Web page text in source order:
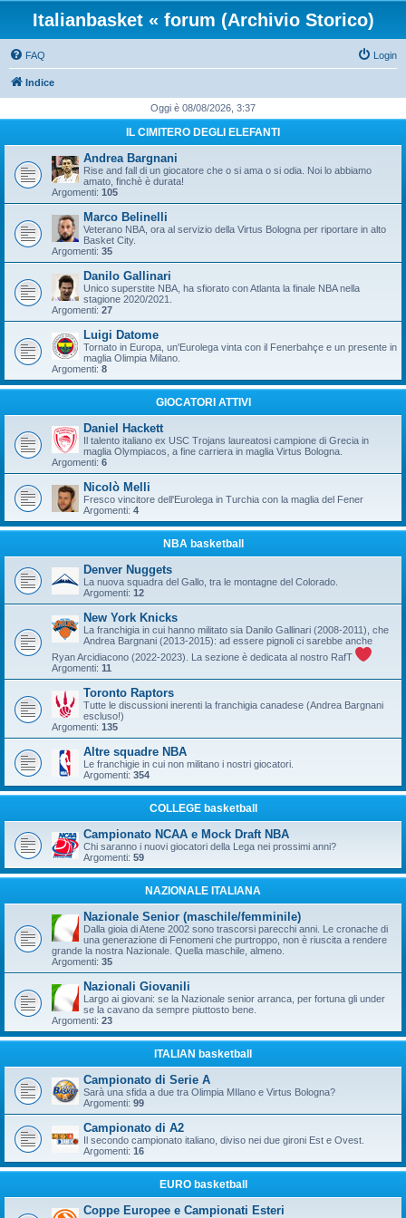
Italianbasket « forum (Archivio Storico)
FAQ Login
Indice
Oggi è 08/08/2026, 3:37
IL CIMITERO DEGLI ELEFANTI
Andrea Bargnani
Rise and fall di un giocatore che o si ama o si odia. Noi lo abbiamo
amato, finchè è durata!
Argomenti: 105
Marco Belinelli
Veterano NBA, ora al servizio della Virtus Bologna per riportare in alto
Basket City.
Argomenti: 35
Danilo Gallinari
Unico superstite NBA, ha sfiorato con Atlanta la finale NBA nella
stagione 2020/2021.
Argomenti: 27
Luigi Datome
Tornato in Europa, un'Eurolega vinta con il Fenerbahçe e un presente in
maglia Olimpia Milano.
Argomenti: 8
GIOCATORI ATTIVI
Daniel Hackett
Il talento italiano ex USC Trojans laureatosi campione di Grecia in
maglia Olympiacos, a fine carriera in maglia Virtus Bologna.
Argomenti: 6
Nicolò Melli
Fresco vincitore dell'Eurolega in Turchia con la maglia del Fener
Argomenti: 4
NBA basketball
Denver Nuggets
La nuova squadra del Gallo, tra le montagne del Colorado.
Argomenti: 12
New York Knicks
La franchigia in cui hanno militato sia Danilo Gallinari (2008-2011), che
Andrea Bargnani (2013-2015): ad essere pignoli ci sarebbe anche
Ryan Arcidiacono (2022-2023). La sezione è dedicata al nostro RafT
Argomenti: 11
Toronto Raptors
Tutte le discussioni inerenti la franchigia canadese (Andrea Bargnani
escluso!)
Argomenti: 135
Altre squadre NBA
Le franchigie in cui non militano i nostri giocatori.
Argomenti: 354
COLLEGE basketball
Campionato NCAA e Mock Draft NBA
Chi saranno i nuovi giocatori della Lega nei prossimi anni?
Argomenti: 59
NAZIONALE ITALIANA
Nazionale Senior (maschile/femminile)
Dalla gioia di Atene 2002 sono trascorsi parecchi anni. Le cronache di
una generazione di Fenomeni che purtroppo, non è riuscita a rendere
grande la nostra Nazionale. Quella maschile, almeno.
Argomenti: 35
Nazionali Giovanili
Largo ai giovani: se la Nazionale senior arranca, per fortuna gli under
se la cavano da sempre piuttosto bene.
Argomenti: 23
ITALIAN basketball
Campionato di Serie A
Sarà una sfida a due tra Olimpia MIlano e Virtus Bologna?
Argomenti: 99
Campionato di A2
Il secondo campionato italiano, diviso nei due gironi Est e Ovest.
Argomenti: 16
EURO basketball
Coppe Europee e Campionati Esteri